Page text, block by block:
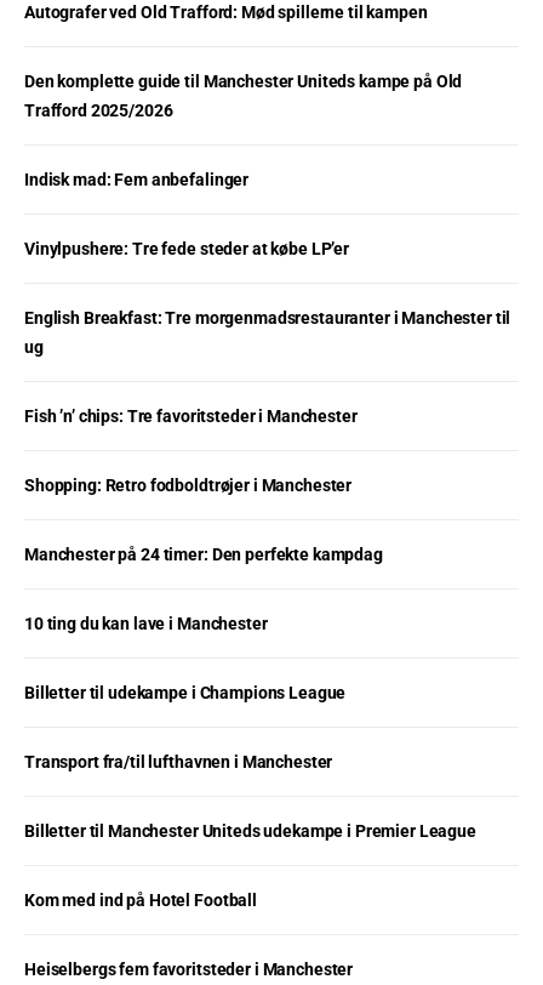
Autografer ved Old Trafford: Mød spillerne til kampen
Den komplette guide til Manchester Uniteds kampe på Old
Trafford 2025/2026
Indisk mad: Fem anbefalinger
Vinylpushere: Tre fede steder at købe LP’er
English Breakfast: Tre morgenmadsrestauranter i Manchester til
ug
Fish ’n’ chips: Tre favoritsteder i Manchester
Shopping: Retro fodboldtrøjer i Manchester
Manchester på 24 timer: Den perfekte kampdag
10 ting du kan lave i Manchester
Billetter til udekampe i Champions League
Transport fra/til lufthavnen i Manchester
Billetter til Manchester Uniteds udekampe i Premier League
Kom med ind på Hotel Football
Heiselbergs fem favoritsteder i Manchester